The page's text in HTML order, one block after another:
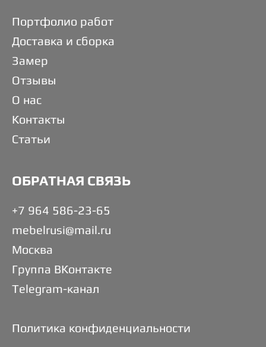
Портфолио работ
Доставка и сборка
Замер
Отзывы
О нас
Контакты
Статьи
ОБРАТНАЯ СВЯЗЬ
+7 964 586-23-65
mebelrusi@mail.ru
Москва
Группа ВКонтакте
Telegram-канал
Политика конфиденциальности